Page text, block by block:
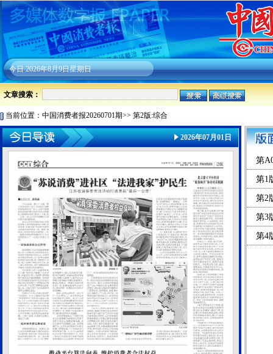
今日2026年8月9日星期日
文章搜索：
当前位置： 中国消费者报20260701期>> 第2版:综合
2026年07月01日
第
第1
第2
第3
第4